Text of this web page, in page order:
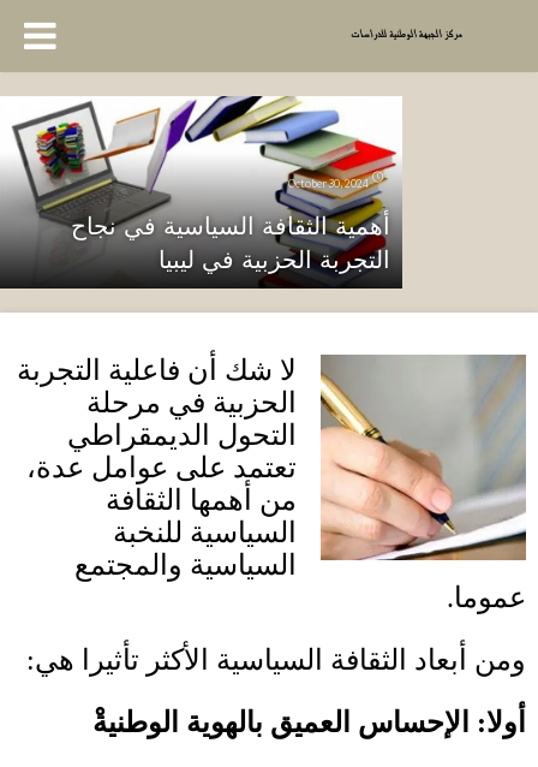
October 30, 2024
أهمية الثقافة السياسية في نجاح
التجربة الحزبية في ليبيا
لا شك أن فاعلية التجربة
الحزبية في مرحلة
التحول الديمقراطي
تعتمد على عوامل عدة،
من أهمها الثقافة
السياسية للنخبة
السياسية والمجتمع
عموما.
ومن أبعاد الثقافة السياسية الأكثر تأثيرا هي:
أولا:
الإحساس العميق بالهوية الوطنيةْ